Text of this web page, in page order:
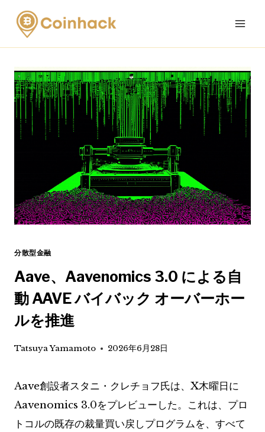
Skip
content
分散型金融
Aave、Aavenomics 3.0 による自
動 AAVE バイバック オーバーホー
ルを推進
Tatsuya Yamamoto 2026年6月28日
Aave創設者スタニ・クレチョフ氏は、X木曜日に
Aavenomics 3.0をプレビューした。これは、プロ
トコルの既存の裁量買い戻しプログラムを、すべて